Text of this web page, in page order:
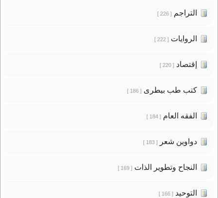
التراجم[ 226 ]
الروايات[ 222 ]
إقتصاد[ 220 ]
كتب طب بيطرى[ 186 ]
الفقه العام[ 184 ]
دواوين شعر[ 183 ]
النجاح وتطوير الذات[ 169 ]
التوحيد[ 166 ]